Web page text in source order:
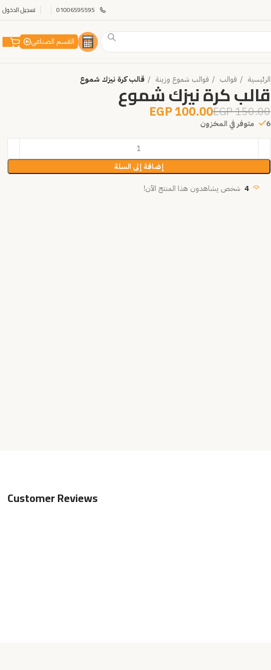
01006595595 تسجيل الدخول
القسم الصناعي
الرئيسية قوالب قوالب شموع وزينة قالب كرة نيزك شموعقالب كرة نيزك شموع
150.00
EGP
100.00
EGP
6 متوفر في المخزون
إضافة إلى السلة
4 شخص يشاهدون هذا المنتج الآن!
Customer Reviews